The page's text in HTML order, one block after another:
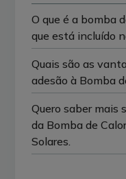
O que é a bomba
que está incluído
Quais são as
adesão à Bomba
Quero saber mais
da Bomba de
Solares.